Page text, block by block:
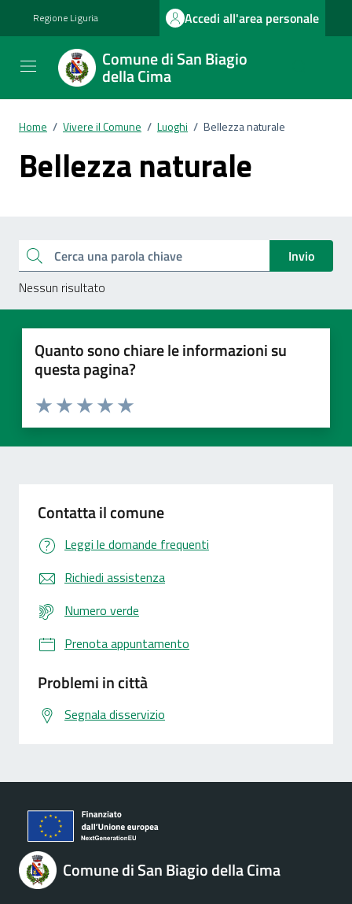
Regione Liguria Accedi all'area personale
Comune di San Biagio
della Cima
Home / Vivere il Comune / Luoghi / Bellezza naturale
Bellezza naturale
Esplora tutti i documenti
Cerca una parola chiave
Invio
Nessun risultato
Quanto sono chiare le informazioni su
questa pagina?
Valuta 5 stelle su 5
Valuta 4 stelle su 5
Valuta 3 stelle su 5
Valuta 2 stelle su 5
Valuta 1 stelle su 5
Contatta il comune
Leggi le domande frequenti
Richiedi assistenza
Numero verde
Prenota appuntamento
Problemi in città
Segnala disservizio
Comune di San Biagio della Cima